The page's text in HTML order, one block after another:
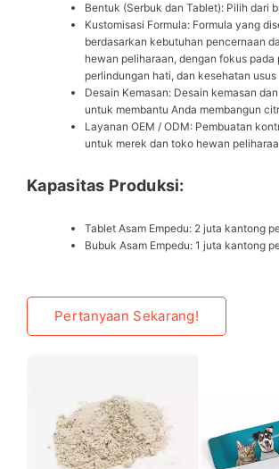
Bentuk (Serbuk dan Tablet): Pilih dari
Kustomisasi Formula: Formula yang
berdasarkan kebutuhan pencernaan
hewan peliharaan, dengan fokus pada
perlindungan hati, dan kesehatan usus
Desain Kemasan: Desain kemasan
untuk membantu Anda membangun
Layanan OEM / ODM: Pembuatan
untuk merek dan toko hewan
Kapasitas Produksi:
Tablet Asam Empedu: 2 juta kantong
Bubuk Asam Empedu: 1 juta kantong
Pertanyaan Sekarang!